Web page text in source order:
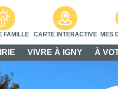
FAMILLE CARTE INTERACTIVE MES
VIVRE À IGNY À